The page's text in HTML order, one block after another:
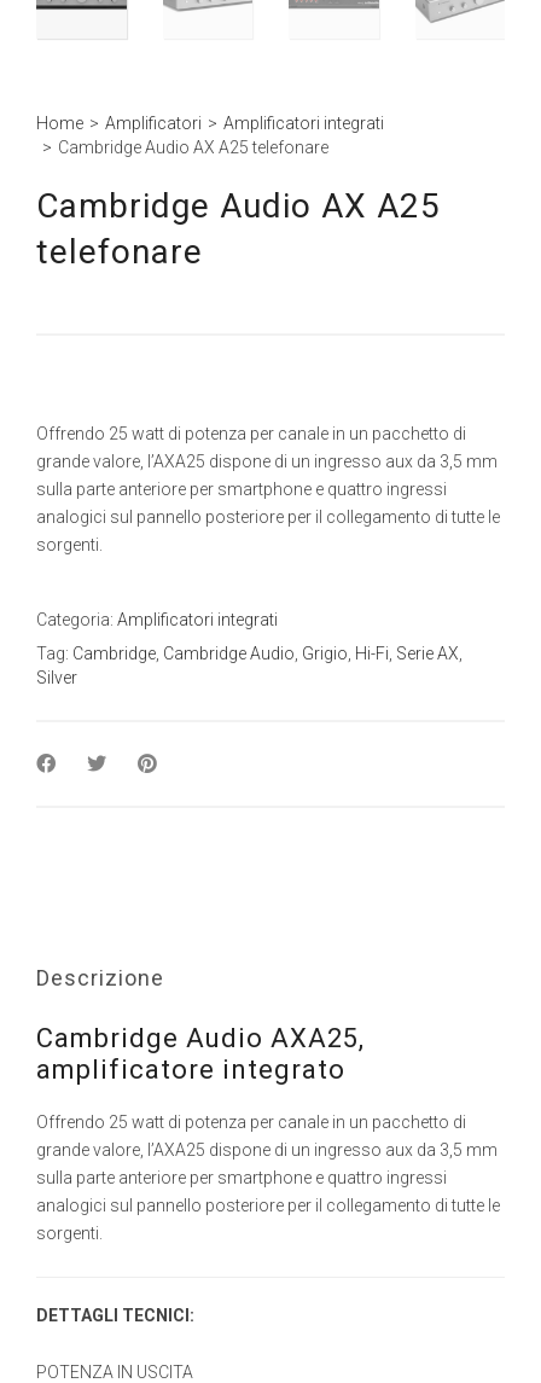
Home > Amplificatori > Amplificatori integrati
> Cambridge Audio AX A25 telefonare
Cambridge Audio AX A25
telefonare
Offrendo 25 watt di potenza per canale in un pacchetto di
grande valore, l’AXA25 dispone di un ingresso aux da 3,5 mm
sulla parte anteriore per smartphone e quattro ingressi
analogici sul pannello posteriore per il collegamento di tutte le
sorgenti.
Categoria: Amplificatori integrati
Tag: Cambridge, Cambridge Audio, Grigio, Hi-Fi, Serie AX,
Silver
Descrizione
Cambridge Audio AXA25,
amplificatore integrato
Offrendo 25 watt di potenza per canale in un pacchetto di
grande valore, l’AXA25 dispone di un ingresso aux da 3,5 mm
sulla parte anteriore per smartphone e quattro ingressi
analogici sul pannello posteriore per il collegamento di tutte le
sorgenti.
DETTAGLI TECNICI:
POTENZA IN USCITA